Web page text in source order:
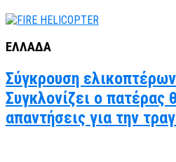
ΕΛΛΑΔΑ
Σύγκρουση
Συγκλονίζει ο πατέρας
απαντήσεις για την